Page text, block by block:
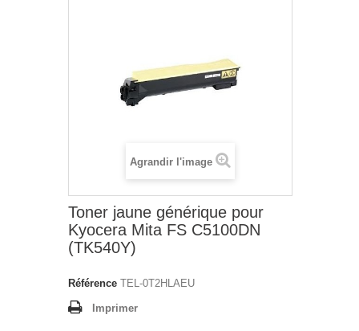
Agrandir l'image
Toner jaune générique pour
Kyocera Mita FS C5100DN
(TK540Y)
Référence TEL-0T2HLAEU
Imprimer